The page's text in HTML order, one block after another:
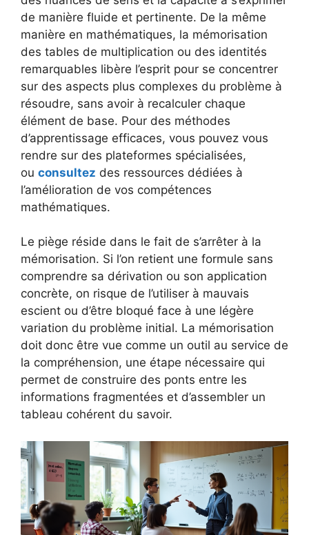
de manière fluide et pertinente. De la même
manière en mathématiques, la mémorisation
des tables de multiplication ou des identités
remarquables libère l’esprit pour se concentrer
sur des aspects plus complexes du problème à
résoudre, sans avoir à recalculer chaque
élément de base. Pour des méthodes
d’apprentissage efficaces, vous pouvez vous
rendre sur des plateformes spécialisées,
ou consultez des ressources dédiées à
l’amélioration de vos compétences
mathématiques.
Le piège réside dans le fait de s’arrêter à la
mémorisation. Si l’on retient une formule sans
comprendre sa dérivation ou son application
concrète, on risque de l’utiliser à mauvais
escient ou d’être bloqué face à une légère
variation du problème initial. La mémorisation
doit donc être vue comme un outil au service de
la compréhension, une étape nécessaire qui
permet de construire des ponts entre les
informations fragmentées et d’assembler un
tableau cohérent du savoir.